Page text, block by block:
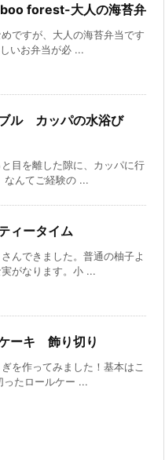
forest-大人の海苔弁
ですが、大人の海苔弁当です
いお弁当が必 ...
ル カッパの水浴び
目を離した隙に、カッパに行
なんてご経験の ...
ィータイム
んできました。普通の柚子よ
がなります。小 ...
ーキ 飾り切り
を作ってみました！基本はこ
たロールケー ...